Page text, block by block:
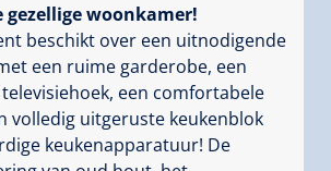
gezellige woonkamer!
beschikt over een uitnodigende
een ruime garderobe, een
een comfortabele
volledig uitgeruste keukenblok
keukenapparatuur! De